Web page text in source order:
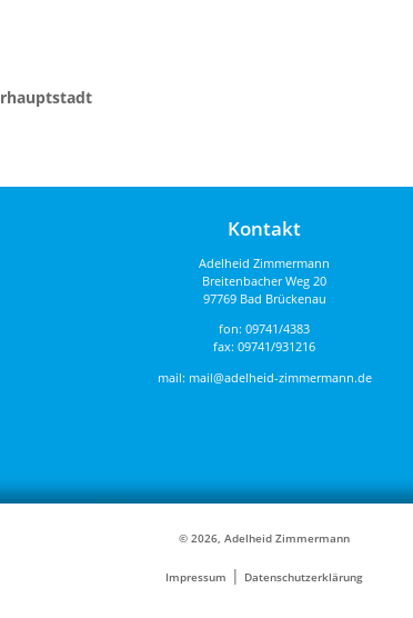
Kontakt
Adelheid Zimmermann
Breitenbacher Weg 20
97769 Bad Brückenau
fon: 09741/4383
fax: 09741/931216
mail: mail@adelheid-zimmermann.de
© 2026, Adelheid Zimmermann
Impressum | Datenschutzerklärung